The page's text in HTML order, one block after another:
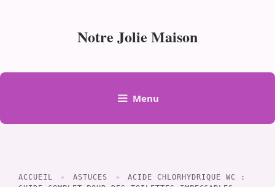
Notre Jolie Maison
Menu
ACCUEIL » ASTUCES »
ACIDE CHLORHYDRIQUE WC :